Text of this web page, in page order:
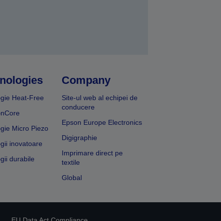
Heat-Free
Micro Piezo
inovatoare
durabile
Company
Site-ul web al echipei de
conducere
Epson Europe Electronics
Digigraphie
Imprimare direct pe
textile
Global